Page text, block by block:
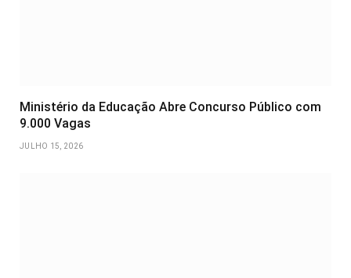
Ministério da Educação Abre Concurso Público com
9.000 Vagas
JULHO 15, 2026